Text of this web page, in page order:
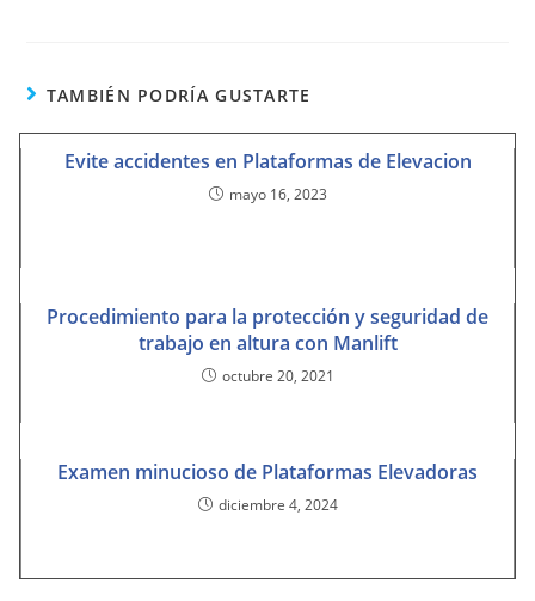
TAMBIÉN PODRÍA GUSTARTE
Evite accidentes en Plataformas de Elevacion
mayo 16, 2023
Procedimiento para la protección y seguridad de
trabajo en altura con Manlift
octubre 20, 2021
Examen minucioso de Plataformas Elevadoras
diciembre 4, 2024